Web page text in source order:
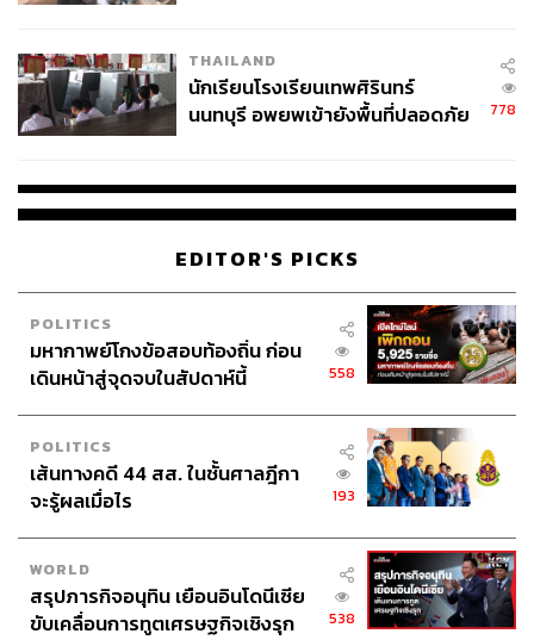
จ่ายหนี้-แอบระบุแบรนด์
THAILAND
นักเรียนโรงเรียนเทพศิรินทร์
นนทบุรี อพยพเข้ายังพื้นที่ปลอดภัย
778
EDITOR'S PICKS
POLITICS
มหากาพย์โกงข้อสอบท้องถิ่น ก่อน
เดินหน้าสู่จุดจบในสัปดาห์นี้
558
POLITICS
เส้นทางคดี 44 สส. ในชั้นศาลฎีกา
จะรู้ผลเมื่อไร
193
WORLD
สรุปภารกิจอนุทิน เยือนอินโดนีเซีย
ขับเคลื่อนการทูตเศรษฐกิจเชิงรุก
538